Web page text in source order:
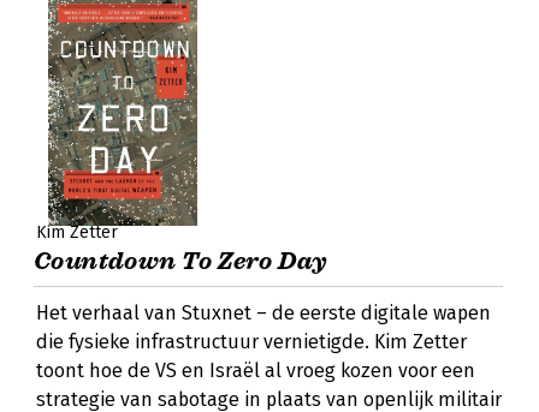
Kim Zetter
Countdown To Zero Day
Het verhaal van Stuxnet – de eerste digitale wapen
die fysieke infrastructuur vernietigde. Kim Zetter
toont hoe de VS en Israël al vroeg kozen voor een
strategie van sabotage in plaats van openlijk militair